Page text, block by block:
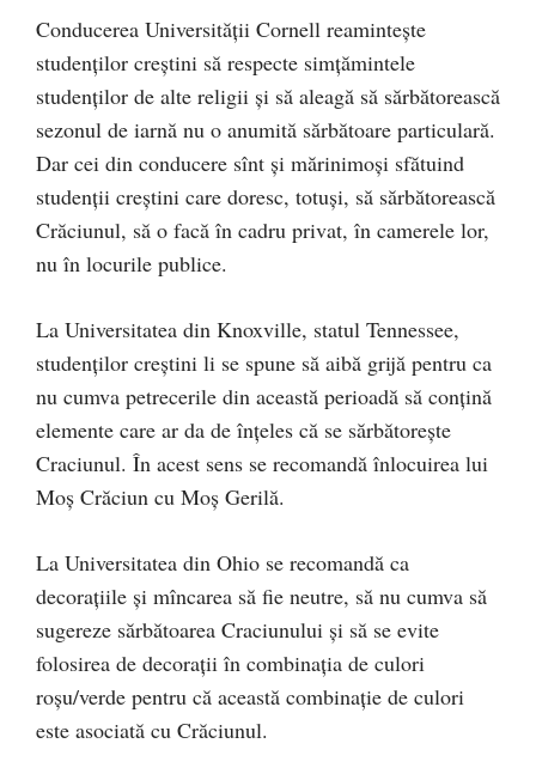
Conducerea Universității Cornell reamintește
studenților creștini să respecte simțămintele
studenților de alte religii și să aleagă să sărbătorească
sezonul de iarnă nu o anumită sărbătoare particulară.
Dar cei din conducere sînt și mărinimoși sfătuind
studenții creștini care doresc, totuși, să sărbătorească
Crăciunul, să o facă în cadru privat, în camerele lor,
nu în locurile publice.
La Universitatea din Knoxville, statul Tennessee,
studenților creștini li se spune să aibă grijă pentru ca
nu cumva petrecerile din această perioadă să conțină
elemente care ar da de înțeles că se sărbătorește
Craciunul. În acest sens se recomandă înlocuirea lui
Moș Crăciun cu Moș Gerilă.
La Universitatea din Ohio se recomandă ca
decorațiile și mîncarea să fie neutre, să nu cumva să
sugereze sărbătoarea Craciunului și să se evite
folosirea de decorații în combinația de culori
roșu/verde pentru că această combinație de culori
este asociată cu Crăciunul.